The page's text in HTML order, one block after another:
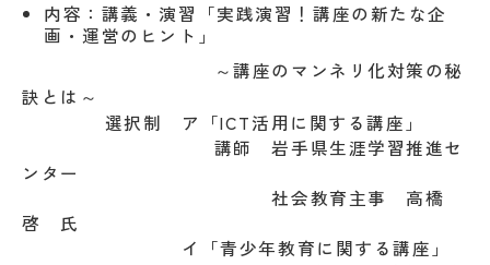
内容：講義・演習「実践演習！講座の新たな企
画・運営のヒント」
～講座のマンネリ化対策の秘
訣とは～
選択制 ア「ICT活用に関する講座」
講師 岩手県生涯学習推進セ
ンター
社会教育主事 高橋
啓 氏
イ「青少年教育に関する講座」